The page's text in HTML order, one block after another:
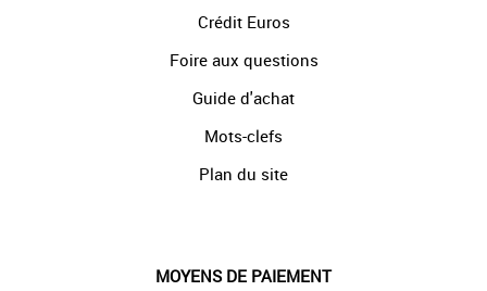
Crédit Euros
Foire aux questions
Guide d'achat
Mots-clefs
Plan du site
MOYENS DE PAIEMENT